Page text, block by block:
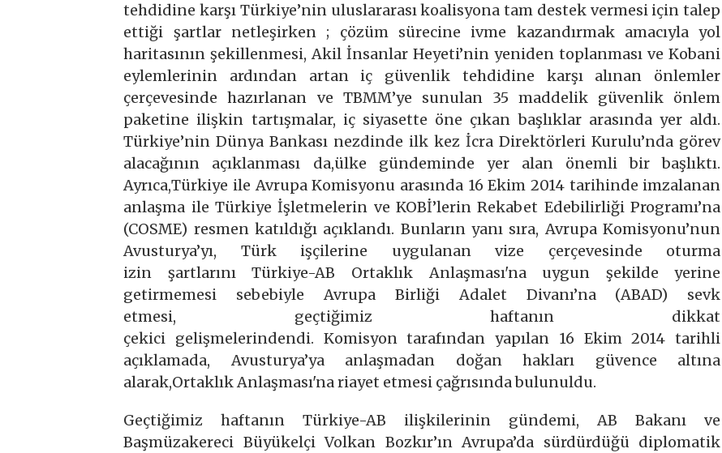
tehdidine karşı Türkiye’nin uluslararası koalisyona tam destek vermesi için talep
ettiği şartlar netleşirken ; çözüm sürecine ivme kazandırmak amacıyla yol
haritasının şekillenmesi, Akil İnsanlar Heyeti’nin yeniden toplanması ve Kobani
eylemlerinin ardından artan iç güvenlik tehdidine karşı alınan önlemler
çerçevesinde hazırlanan ve TBMM’ye sunulan 35 maddelik güvenlik önlem
paketine ilişkin tartışmalar, iç siyasette öne çıkan başlıklar arasında yer aldı.
Türkiye’nin Dünya Bankası nezdinde ilk kez İcra Direktörleri Kurulu’nda görev
alacağının açıklanması da,ülke gündeminde yer alan önemli bir başlıktı.
Ayrıca,Türkiye ile Avrupa Komisyonu arasında 16 Ekim 2014 tarihinde imzalanan
anlaşma ile Türkiye İşletmelerin ve KOBİ’lerin Rekabet Edebilirliği Programı’na
(COSME) resmen katıldığı açıklandı. Bunların yanı sıra, Avrupa Komisyonu’nun
Avusturya’yı, Türk işçilerine uygulanan vize çerçevesinde oturma
izin şartlarını Türkiye-AB Ortaklık Anlaşması'na uygun şekilde yerine
getirmemesi sebebiyle Avrupa Birliği Adalet Divanı’na (ABAD) sevk
etmesi, geçtiğimiz haftanın dikkat
çekici gelişmelerindendi. Komisyon tarafından yapılan 16 Ekim 2014 tarihli
açıklamada, Avusturya’ya anlaşmadan doğan hakları güvence altına
alarak,Ortaklık Anlaşması'na riayet etmesi çağrısında bulunuldu.
Geçtiğimiz haftanın Türkiye-AB ilişkilerinin gündemi, AB Bakanı ve
Başmüzakereci Büyükelçi Volkan Bozkır’ın Avrupa’da sürdürdüğü diplomatik